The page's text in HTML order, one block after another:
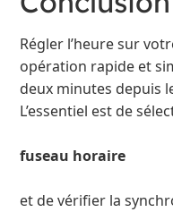
Régler l’heure sur
opération rapide et
deux minutes depuis
L’essentiel est de
fuseau horaire
et de vérifier la